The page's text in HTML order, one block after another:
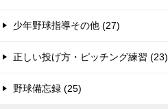
少年野球指導その他 (27)
正しい投げ方・ピッチング練習 (23)
野球備忘録 (25)